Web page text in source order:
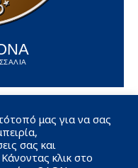
μας για να σας
σας και
κλικ στο